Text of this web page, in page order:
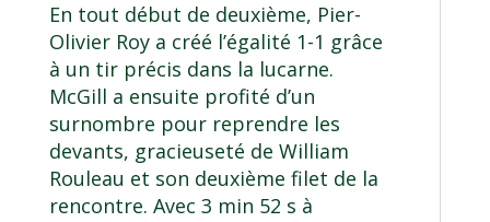
En tout début de deuxième, Pier-
Olivier Roy a créé l’égalité 1-1 grâce
à un tir précis dans la lucarne.
McGill a ensuite profité d’un
surnombre pour reprendre les
devants, gracieuseté de William
Rouleau et son deuxième filet de la
rencontre. Avec 3 min 52 s à